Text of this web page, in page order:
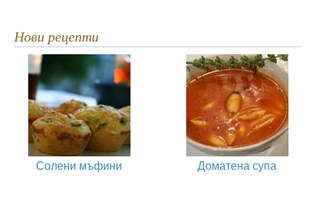
Нови рецепти
Солени мъфини Доматена супа